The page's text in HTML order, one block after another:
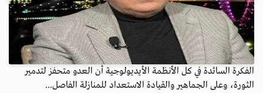
الفكرة السائدة في كل الأنظمة الأيديولوجية أن العدو متحفز لتدمير
الثورة، وعلى الجماهير والقيادة الاستعداد للمنازلة الفاصل...